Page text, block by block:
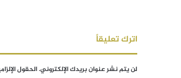
اترك تعليقاً
لن يتم نشر عنوان بريدك الإلكتروني.الحقول